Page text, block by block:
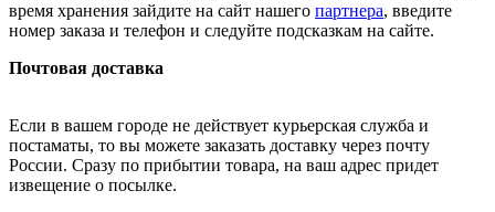
время хранения зайдите на сайт нашего партнера, введите
номер заказа и телефон и следуйте подсказкам на сайте.
Почтовая доставка
Если в вашем городе не действует курьерская служба и
постаматы, то вы можете заказать доставку через почту
России. Сразу по прибытии товара, на ваш адрес придет
извещение о посылке.